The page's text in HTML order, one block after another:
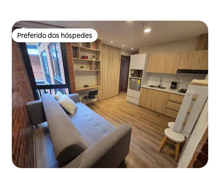
Preferido dos hóspedes
Preferido dos hóspedes